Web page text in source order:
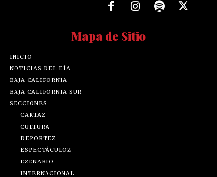
Mapa de Sitio
INICIO
NOTICIAS DEL DÍA
BAJA CALIFORNIA
BAJA CALIFORNIA SUR
SECCIONES
CARTAZ
CULTURA
DEPORTEZ
ESPECTÁCULOZ
EZENARIO
INTERNACIONAL